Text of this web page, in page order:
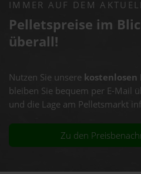
IMMER AUF DEM
Pelletspreise im
überall!
Nutzen Sie unsere
bleiben Sie bequem per E-Mail
und die Lage am Pelletsmarkt
Zu den